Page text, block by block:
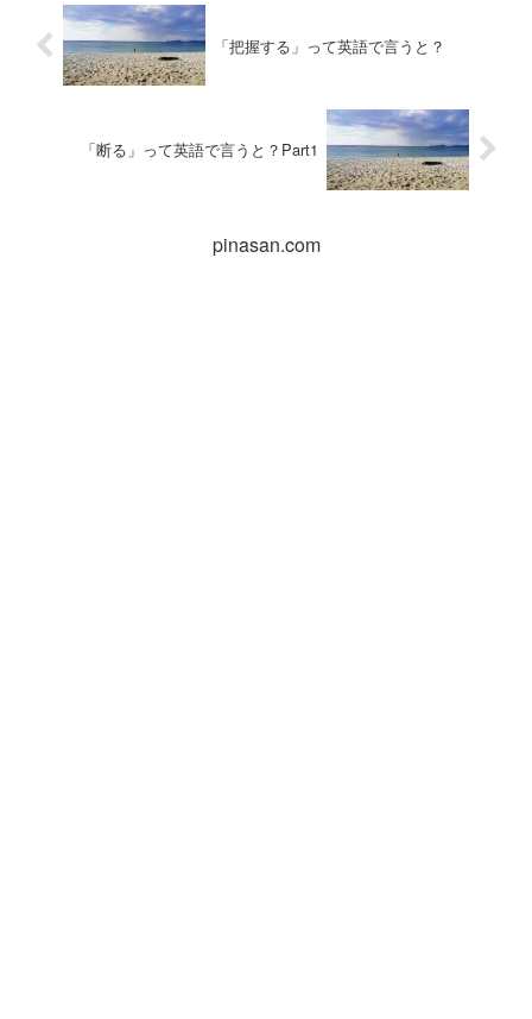
「把握する」って英語で言うと？
「断る」って英語で言うと？Part1
pinasan.com